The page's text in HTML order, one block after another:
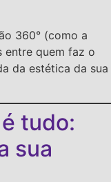
360° (como a
entre quem faz o
da estética da sua
tudo:
sua